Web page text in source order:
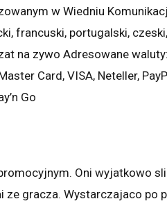
w Wiedniu
francuski, portugalski,
na zywo Adresowane
Card, VISA, Neteller,
Go
Oni wyjatkowo
ze gracza. Wystarczajaco po